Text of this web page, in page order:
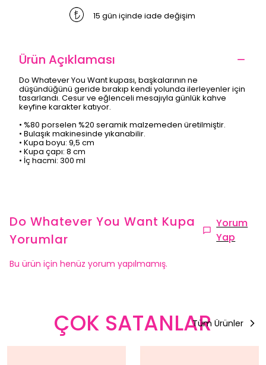
15 gün içinde iade değişim
Ürün Açıklaması
Do Whatever You Want kupası, başkalarının ne
düşündüğünü geride bırakıp kendi yolunda ilerleyenler için
tasarlandı. Cesur ve eğlenceli mesajıyla günlük kahve
keyfine karakter katıyor.
• %80 porselen %20 seramik malzemeden üretilmiştir.
• Bulaşık makinesinde yıkanabilir.
• Kupa boyu: 9,5 cm
• Kupa çapı: 8 cm
• İç hacmi: 300 ml
Do Whatever You Want Kupa
Yorumlar
Yorum
Yap
Bu ürün için henüz yorum yapılmamış.
ÇOK SATANLARTüm Ürünler